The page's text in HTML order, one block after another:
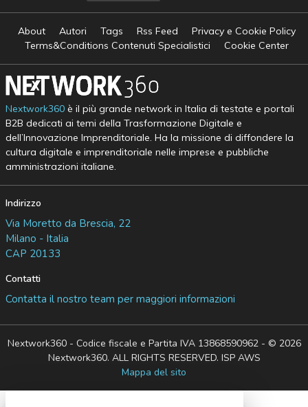
About Autori Tags Rss Feed
Privacy e Cookie Policy
Terms&Conditions Contenuti Specialistici
Cookie Center
Nextwork360è il più grande network in Italia di testate e portali
B2B dedicati ai temi della Trasformazione Digitale e
dell’Innovazione Imprenditoriale. Ha la missione di diffondere la
cultura digitale e imprenditoriale nelle imprese e pubbliche
amministrazioni italiane.
Indirizzo
Via Moretto da Brescia, 22
Milano - Italia
CAP 20133
Contatti
Contatta il nostro team per maggiori informazioni
Nextwork360 - Codice fiscale e Partita IVA 13868590962 - © 2026
Nextwork360. ALL RIGHTS RESERVED. ISP AWS
Mappa del sito